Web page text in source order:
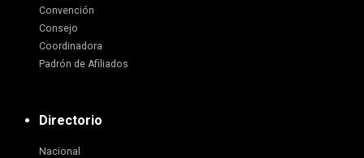
Convención
Consejo
Coordinadora
Padrón de Afiliados
Directorio
Nacional